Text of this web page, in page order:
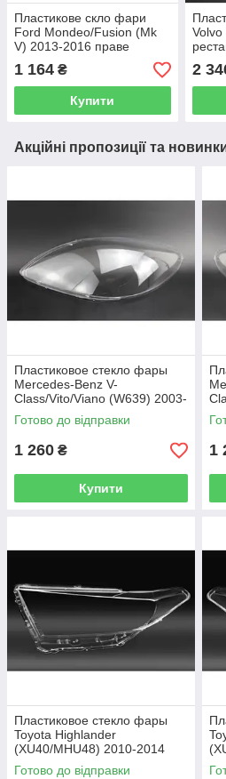
Пластикове скло фари
Ford Mondeo/Fusion (Mk
V) 2013-2016 праве
(пасажирське)
1 164 ₴
Купити
2
Акційні пропозиції та
Пластиковое стекло фары
Mercedes-Benz V-
Class/Vito/Viano (W639) 2003-
2010 левое (водительское)
Готово до відправки
1 260 ₴
Купити
1
Пластиковое стекло фары
Toyota Highlander
(XU40/MHU48) 2010-2014
левое (водительское)
Готово до відправки